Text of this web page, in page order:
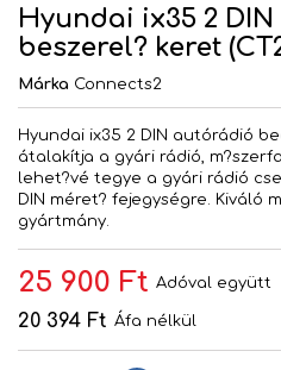
Hyundai ix35 2
beszerel? keret
Márka Connects2
Hyundai ix35 2 DIN autórádió
átalakítja a gyári rádió,
lehet?vé tegye a gyári rádió
DIN méret? fejegységre. Kiváló
gyártmány.
25 900 Ft Adóval együtt
20 394 Ft Áfa nélkül